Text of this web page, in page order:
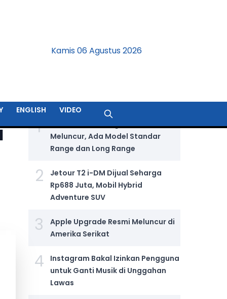
Kamis 06 Agustus 2026
ENGLISH VIDEO
1
GIIAS 2026: Wuling Aira Ev Resmi
Meluncur, Ada Model Standar
Range dan Long Range
2
Jetour T2 i-DM Dijual Seharga
Rp688 Juta, Mobil Hybrid
Adventure SUV
3
Apple Upgrade Resmi Meluncur di
Amerika Serikat
4
Instagram Bakal Izinkan Pengguna
untuk Ganti Musik di Unggahan
Lawas